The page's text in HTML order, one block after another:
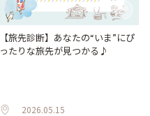
【旅先診断】あなたの“いま”にぴ
ったりな旅先が見つかる♪
2026.05.15